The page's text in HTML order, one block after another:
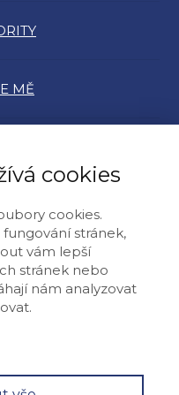
MĚ
cookies
cookies.
stránek,
vám lepší
stránek nebo
nám analyzovat